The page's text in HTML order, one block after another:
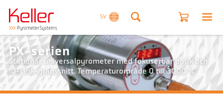
SV
PX-serien
Stationär universalpyrometer med fokuserbar optik och
IO-Link-gränssnitt. Temperaturområde 0 till 3000 °C